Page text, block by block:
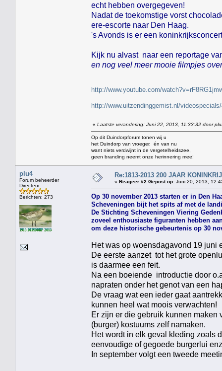
echt hebben overgegeven!
Nadat de toekomstige vorst
ere-escorte naar Den Haag.
's Avonds is er een
Kijk nu alvast naar een reportage
en nog veel meer mooie filmpjes
http://www.youtube.com/
http://www.uitzendinggemist.nl/
« Laatste verandering: Juni 22, 2013, 11:33:32 door
Op dit Duindorpforum tonen wij u
het Duindorp van vroeger, én van nu
want niets verdwijnt in de vergetelheidszee,
geen branding neemt onze herinnering mee!
plu4
Forum beheerder
Directeur
Berichten: 273
Re:1813-2013 200 JAAR
« Reageer #2 Gepost op: Juni 20, 2013,
Op 30 november 2013 starten er in Den
Scheveningen bijt het spits af met de
De Stichting Scheveningen Viering
zoveel enthousiaste figuranten hebben
om deze historische gebeurtenis op 30
Het was op woensdagavond 19 juni
De eerste aanzet tot het grote
is daarmee een feit.
Na een boeiende introductie door
napraten onder het genot van een
De vraag wat een ieder gaat
kunnen heel wat moois verwachten!
Er zijn er die gebruik kunnen
(burger) kostuums zelf namaken.
Het wordt in elk geval kleding zoals
eenvoudige of gegoede burgerlui
In september volgt een tweede